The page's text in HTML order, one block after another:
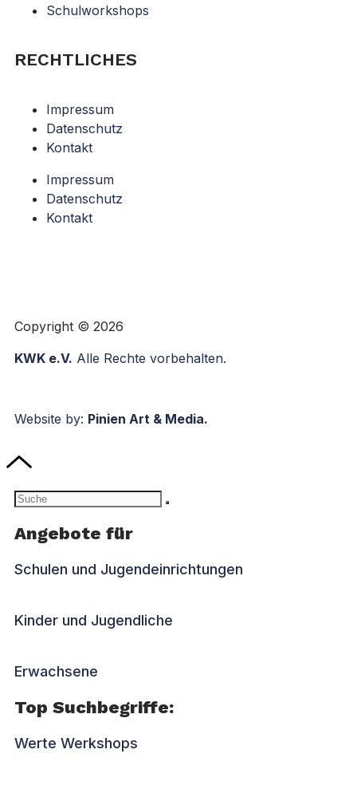
Schulworkshops
RECHTLICHES
Impressum
Datenschutz
Kontakt
Impressum
Datenschutz
Kontakt
Copyright © 2026
KWK e.V. Alle Rechte vorbehalten.
Website by: Pinien Art & Media.
Angebote für
Schulen und Jugendeinrichtungen
Kinder und Jugendliche
Erwachsene
Top Suchbegriffe:
Werte Werkshops